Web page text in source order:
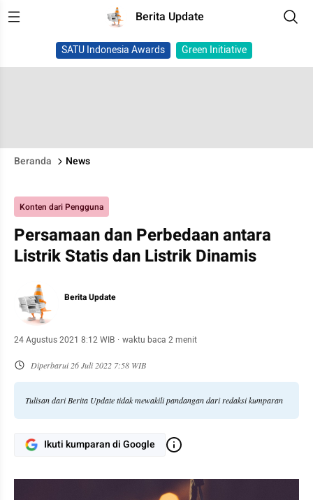
Berita Update
SATU Indonesia Awards Green Initiative
Beranda News
Konten dari Pengguna
Persamaan dan Perbedaan antara
Listrik Statis dan Listrik Dinamis
Berita Update
24 Agustus 2021 8:12 WIB · waktu baca 2 menit
Diperbarui26 Juli 2022 7:58 WIB
Tulisan dari Berita Update tidak mewakili pandangan dari redaksi kumparan
Ikuti kumparan di Google